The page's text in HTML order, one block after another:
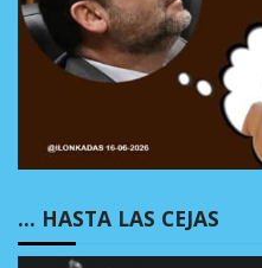
… HASTA LAS CEJAS